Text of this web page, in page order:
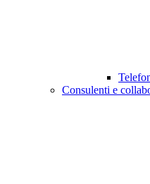
Consulenti e